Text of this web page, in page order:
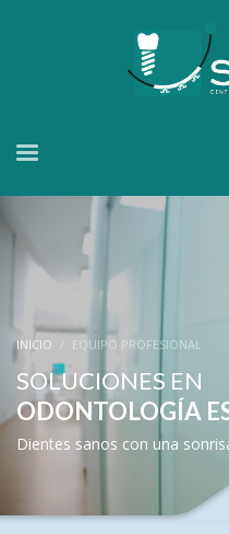
INICIO EQUIPO PROFESIONAL
SOLUCIONES EN
ODONTOLOGÍA
Dientes sanos con una